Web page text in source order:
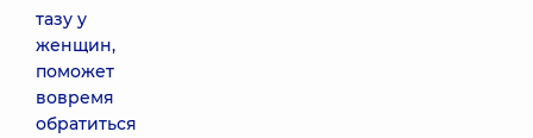
тазу у
женщин,
поможет
вовремя
обратиться